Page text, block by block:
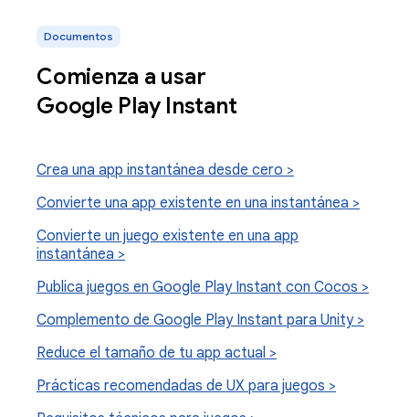
Documentos
Comienza a usar
Google Play Instant
Crea una app instantánea desde cero >
Convierte una app existente en una instantánea >
Convierte un juego existente en una app
instantánea >
Publica juegos en Google Play Instant con Cocos >
Complemento de Google Play Instant para Unity >
Reduce el tamaño de tu app actual >
Prácticas recomendadas de UX para juegos >